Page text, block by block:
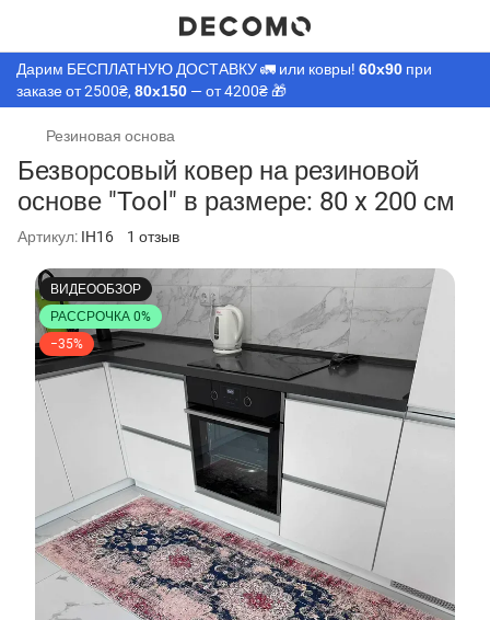
Дарим БЕСПЛАТНУЮ ДОСТАВКУ 🚛 или ковры! 60х90 при
заказе от 2500₴, 80х150 — от 4200₴ 🎁
Резиновая основа
Безворсовый ковер на резиновой
основе "Tool" в размере: 80 x 200 см
Артикул: IH16 1 отзыв
ВИДЕООБЗОР
РАССРОЧКА 0%
−35%